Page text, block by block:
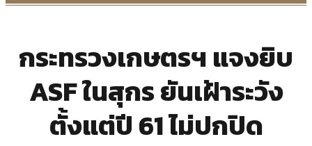
กระทรวงเกษตรฯ แจงยิบ
ASF ในสุกร ยันเฝ้าระวัง
ตั้งแต่ปี 61 ไม่ปกปิด